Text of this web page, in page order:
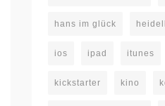
hans im glück
ios ipad itunes
kickstarter kino